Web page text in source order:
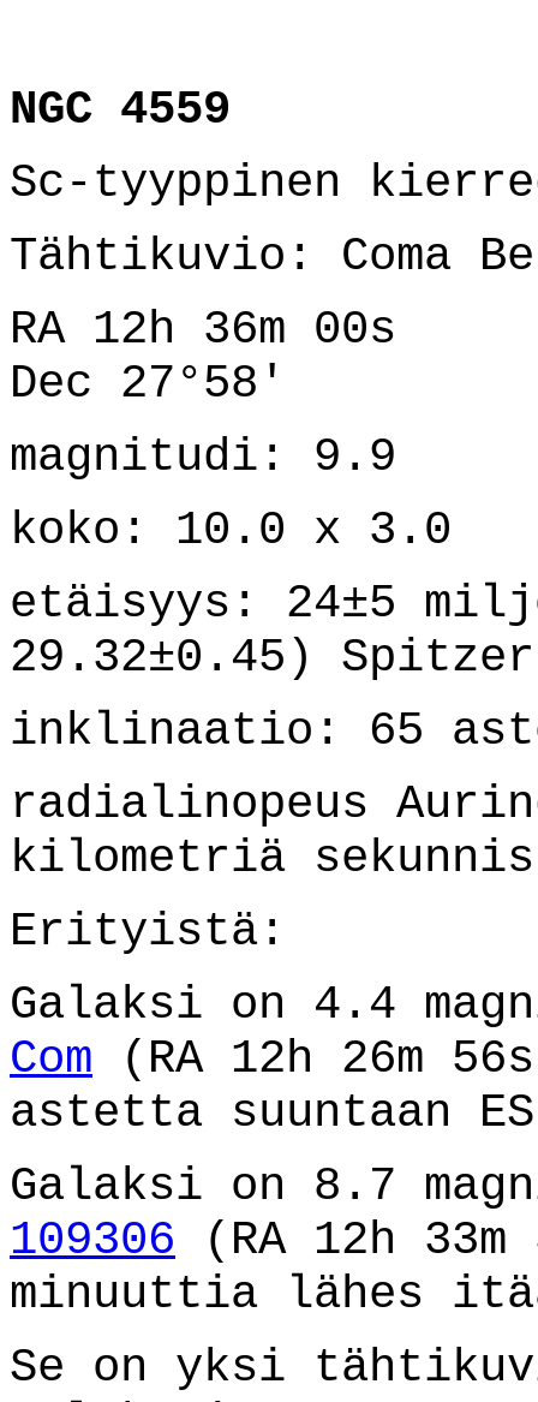
NGC 4559
Sc-tyyppinen
Tähtikuvio: Coma
RA 12h 36m 00s
Dec 27°58'
magnitudi: 9.9
koko: 10.0 x 3.0
etäisyys: 24±5
29.32±0.45) Spitzer
inklinaatio: 65
radialinopeus
kilometriä
Erityistä:
Galaksi on 4.4
Com (RA 12h 26m
astetta suuntaan
Galaksi on 8.7
109306 (RA 12h
minuuttia lähes
Se on yksi